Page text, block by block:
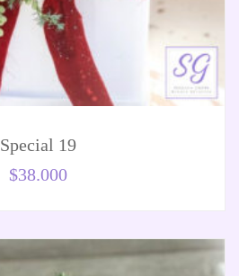
Special 19
$38.000